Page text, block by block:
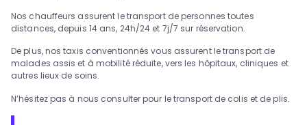
Nos chauffeurs assurent le transport de personnes toutes
distances, depuis 14 ans, 24h/24 et 7j/7 sur réservation.
De plus, nos taxis conventionnés vous assurent le transport de
malades assis et à mobilité réduite, vers les hôpitaux, cliniques et
autres lieux de soins.
N’hésitez pas à nous consulter pour le transport de colis et de plis.